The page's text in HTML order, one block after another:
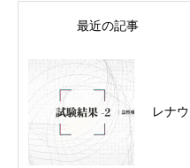
最近の記事
レナ